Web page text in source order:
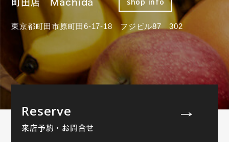
東京都町田市原町田6-17-18 フジビル87 302
Reserve
来店予約・お問合せ